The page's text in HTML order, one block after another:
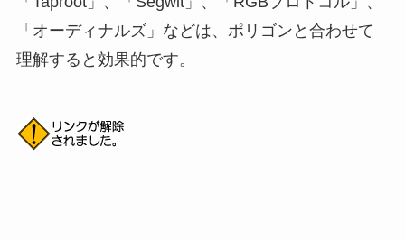
「オーディナルズ」などは、ポリゴンと合わせて
理解すると効果的です。